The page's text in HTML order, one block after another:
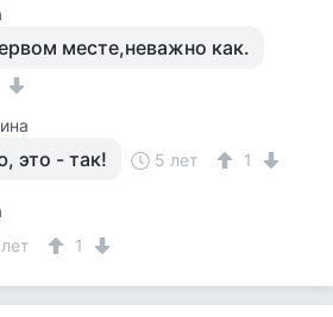
месте,неважно как.
это - так! 5 лет 1
1